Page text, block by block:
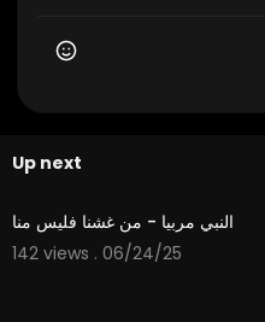
Up next
النبي مربيا - من غشنا فليس منا
142 views . 06/24/25